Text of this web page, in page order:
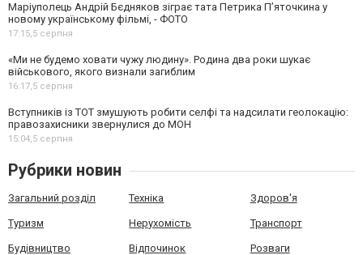
Маріуполець Андрій Бєдняков зіграє тата Петрика П’яточкина у
новому українському фільмі, - ФОТО
17:15,5 серпня
«Ми не будемо ховати чужу людину». Родина два роки шукає
військового, якого визнали загиблим
16:17,5 серпня
Вступників із ТОТ змушують робити селфі та надсилати геолокацію:
правозахисники звернулися до МОН
15:04,5 серпня
Рубрики новин
Загальний розділ Техніка Здоров'я
Туризм Нерухомість Транспорт
Будівництво Відпочинок Розваги